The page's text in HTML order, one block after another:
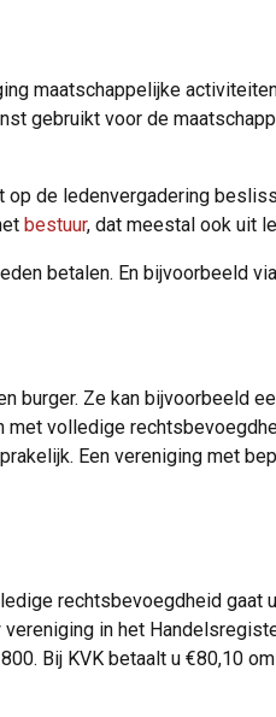
maatschappelijke
gebruikt voor de
de ledenvergadering
bestuur, dat meestal ook uit
betalen. En bijvoorbeeld
Ze kan bijvoorbeeld
met volledige
Een vereniging met
rechtsbevoegdheid gaat
in het
Bij KVK betaalt u €80,10